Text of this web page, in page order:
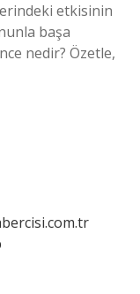
etkisinin
başa
nedir? Özetle,